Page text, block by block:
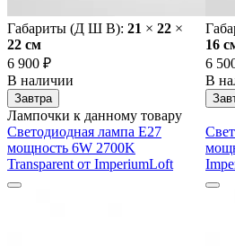
Габариты (Д Ш В): 21 × 22 ×
22 cм
6 900 ₽
В наличии
Завтра
16
6
В
Лампочки к данному товару
Светодиодная лампа E27
мощность 6W 2700K
Transparent от ImperiumLoft